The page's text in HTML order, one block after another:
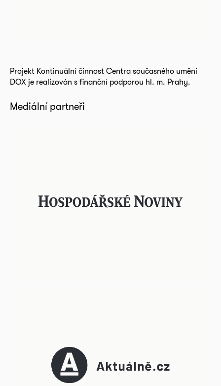
Projekt Kontinuální činnost Centra současného umění
DOX je realizován s finanční podporou hl. m. Prahy.
Mediální partneři